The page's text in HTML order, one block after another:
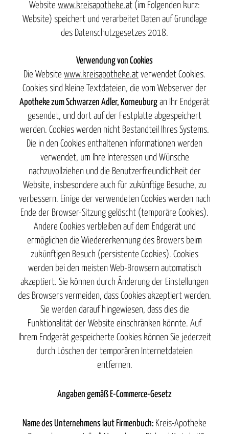
Website www.kreisapotheke.at (im Folgenden kurz:
Website) speichert und verarbeitet Daten auf Grundlage
des Datenschutzgesetzes 2018.
Verwendung von Cookies
Die Website www.kreisapotheke.at verwendet Cookies.
Cookies sind kleine Textdateien, die vom Webserver der
Apotheke zum Schwarzen Adler, Korneuburg an Ihr Endgerät
gesendet, und dort auf der Festplatte abgespeichert
werden. Cookies werden nicht Bestandteil Ihres Systems.
Die in den Cookies enthaltenen Informationen werden
verwendet, um Ihre Interessen und Wünsche
nachzuvollziehen und die Benutzerfreundlichkeit der
Website, insbesondere auch für zukünftige Besuche, zu
verbessern. Einige der verwendeten Cookies werden nach
Ende der Browser-Sitzung gelöscht (temporäre Cookies).
Andere Cookies verbleiben auf dem Endgerät und
ermöglichen die Wiedererkennung des Browers beim
zukünftigen Besuch (persistente Cookies). Cookies
werden bei den meisten Web-Browsern automatisch
akzeptiert. Sie können durch Änderung der Einstellungen
des Browsers vermeiden, dass Cookies akzeptiert werden.
Sie werden darauf hingewiesen, dass dies die
Funktionalität der Website einschränken könnte. Auf
Ihrem Endgerät gespeicherte Cookies können Sie jederzeit
durch Löschen der temporären Internetdateien
entfernen.
Angaben gemäß E-Commerce-Gesetz
Name des Unternehmens laut Firmenbuch: Kreis-Apotheke